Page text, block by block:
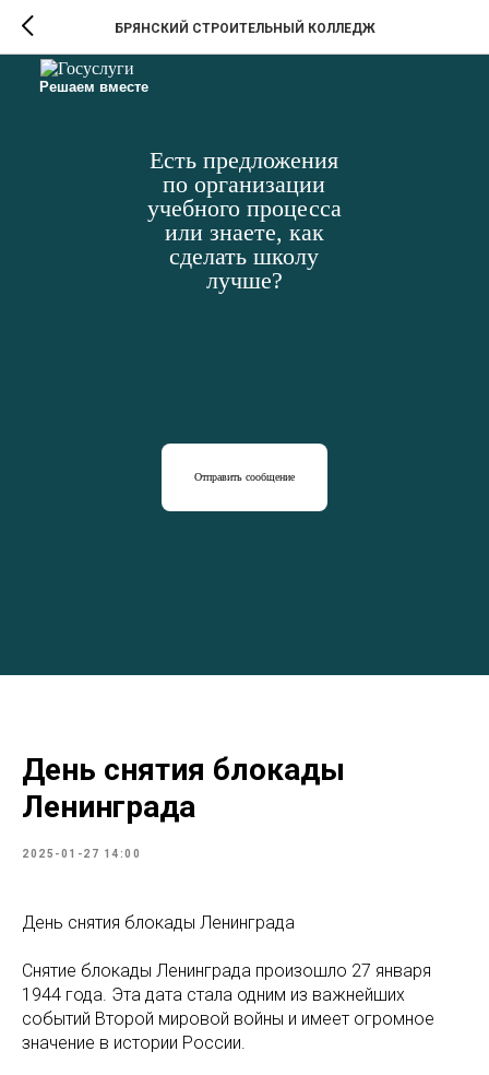
Решаем вместе
Есть предложения
по организации
учебного процесса
или знаете, как
сделать школу
лучше?
Отправить сообщение
БРЯНСКИЙ СТРОИТЕЛЬНЫЙ КОЛЛЕДЖ
День снятия блокады
Ленинграда
2025-01-27 14:00
День снятия блокады Ленинграда
Снятие блокады Ленинграда произошло 27 января
1944 года. Эта дата стала одним из важнейших
событий Второй мировой войны и имеет огромное
значение в истории России.